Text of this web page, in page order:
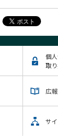
個
取
広
サ